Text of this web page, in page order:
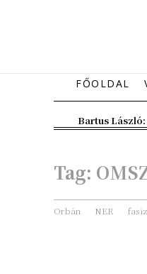
FŐOLDAL
Bartus
Tag:
Orbán NER